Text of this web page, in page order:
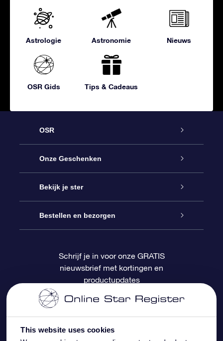
This website uses cookies
Astrologie Astronomie Nieuws
OSR Gids Tips & Cadeaus
OSR
Service
Contact
Blog
OSR Recensies
Onze Geschenken
Online Star Gift
OSR Cadeaupakket
OSR Cadeaukaart
Relatiegeschenken
Bekijk je ster
Sterrenregister
Gepersonaliseerde sterrenpagina
One Million Stars
OSR Starsaver
Bestellen en bezorgen
Betalingsinformatie
Verzendinformatie
Retourbeleid
Schrijf je in voor onze GRATIS
nieuwsbrief met kortingen en
productupdates